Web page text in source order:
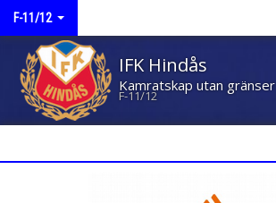
F-11/12
IFK Hindås
Kamratskap utan gränser
F-11/12